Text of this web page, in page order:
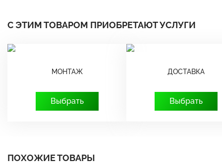
С ЭТИМ ТОВАРОМ ПРИОБРЕТАЮТ УСЛУГИ
МОНТАЖ
Выбрать
ДОСТАВКА
Выбрать
ПОХОЖИЕ ТОВАРЫ